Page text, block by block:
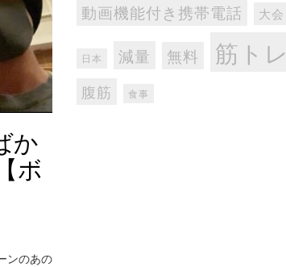
か
ボ
ンのあの
動画機能付き携帯電話 大会
日本 減量 無料 筋トレ
腹筋 食事